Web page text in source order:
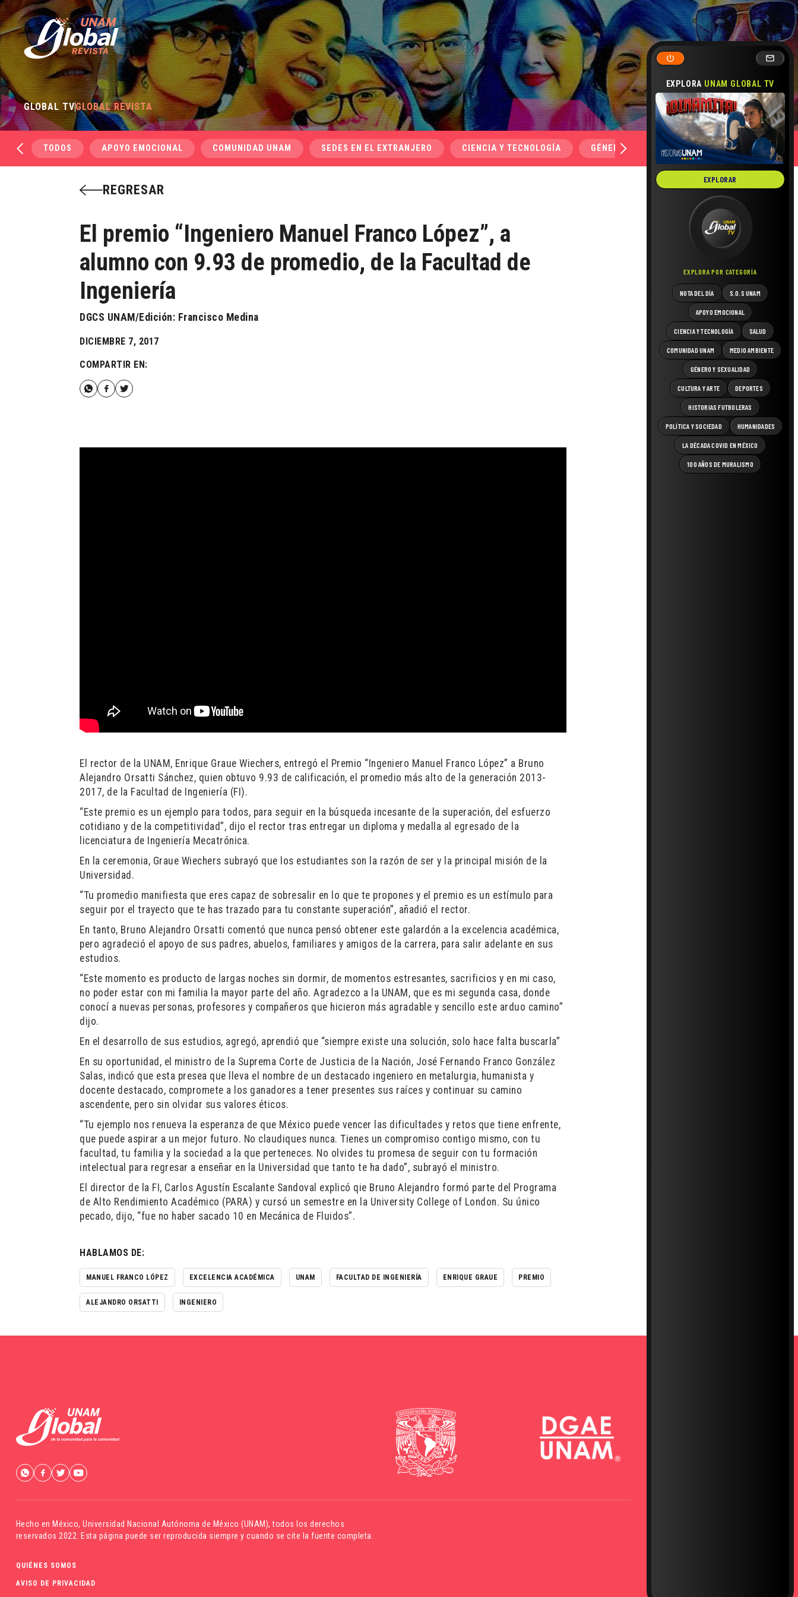
EXPLORA UNAM GLOBAL TV
EXPLORAR
EXPLORA POR CATEGORÍA
NOTA DEL DÍA S.O.S UNAM
APOYO EMOCIONAL
CIENCIA Y TECNOLOGÍA SALUD
COMUNIDAD UNAM MEDIO AMBIENTE
GÉNERO Y SEXUALIDAD
CULTURA Y ARTE DEPORTES
HISTORIAS FUTBOLERAS
POLÍTICA Y SOCIEDAD HUMANIDADES
LA DÉCADA COVID EN MÉXICO
100 AÑOS DE MURALISMO
GLOBAL TVGLOBAL REVISTA
TODOS APOYO EMOCIONAL COMUNIDAD UNAM SEDES EN EL EXTRANJERO CIENCIA Y TECNOLOGÍA GÉNERO Y SEXUALIDAD SALUD
REGRESAR
El premio “Ingeniero Manuel Franco López”, a
alumno con 9.93 de promedio, de la Facultad de
Ingeniería
DGCS UNAM/Edición: Francisco Medina
DICIEMBRE 7, 2017
COMPARTIR EN:
El rector de la UNAM, Enrique Graue Wiechers, entregó el Premio “Ingeniero Manuel Franco López” a Bruno
Alejandro Orsatti Sánchez, quien obtuvo 9.93 de calificación, el promedio más alto de la generación 2013-
2017, de la Facultad de Ingeniería (FI).
“Este premio es un ejemplo para todos, para seguir en la búsqueda incesante de la superación, del esfuerzo
cotidiano y de la competitividad”, dijo el rector tras entregar un diploma y medalla al egresado de la
licenciatura de Ingeniería Mecatrónica.
En la ceremonia, Graue Wiechers subrayó que los estudiantes son la razón de ser y la principal misión de la
Universidad.
“Tu promedio manifiesta que eres capaz de sobresalir en lo que te propones y el premio es un estímulo para
seguir por el trayecto que te has trazado para tu constante superación”, añadió el rector.
En tanto, Bruno Alejandro Orsatti comentó que nunca pensó obtener este galardón a la excelencia académica,
pero agradeció el apoyo de sus padres, abuelos, familiares y amigos de la carrera, para salir adelante en sus
estudios.
“Este momento es producto de largas noches sin dormir, de momentos estresantes, sacrificios y en mi caso,
no poder estar con mi familia la mayor parte del año. Agradezco a la UNAM, que es mi segunda casa, donde
conocí a nuevas personas, profesores y compañeros que hicieron más agradable y sencillo este arduo camino”
dijo.
En el desarrollo de sus estudios, agregó, aprendió que “siempre existe una solución, solo hace falta buscarla”
En su oportunidad, el ministro de la Suprema Corte de Justicia de la Nación, José Fernando Franco González
Salas, indicó que esta presea que lleva el nombre de un destacado ingeniero en metalurgia, humanista y
docente destacado, compromete a los ganadores a tener presentes sus raíces y continuar su camino
ascendente, pero sin olvidar sus valores éticos.
“Tu ejemplo nos renueva la esperanza de que México puede vencer las dificultades y retos que tiene enfrente,
que puede aspirar a un mejor futuro. No claudiques nunca. Tienes un compromiso contigo mismo, con tu
facultad, tu familia y la sociedad a la que perteneces. No olvides tu promesa de seguir con tu formación
intelectual para regresar a enseñar en la Universidad que tanto te ha dado”, subrayó el ministro.
El director de la FI, Carlos Agustín Escalante Sandoval explicó qie Bruno Alejandro formó parte del Programa
de Alto Rendimiento Académico (PARA) y cursó un semestre en la University College of London. Su único
pecado, dijo, “fue no haber sacado 10 en Mecánica de Fluidos”.
HABLAMOS DE:
MANUEL FRANCO LÓPEZ EXCELENCIA ACADÉMICA UNAM FACULTAD DE INGENIERÍA ENRIQUE GRAUE PREMIO
ALEJANDRO ORSATTI INGENIERO
Hecho en México,Universidad Nacional Autónoma de México (UNAM), todos los derechos
reservados 2022. Esta página puede ser reproducida siempre y cuando se cite la fuente completa.
QUIÉNES SOMOS
AVISO DE PRIVACIDAD